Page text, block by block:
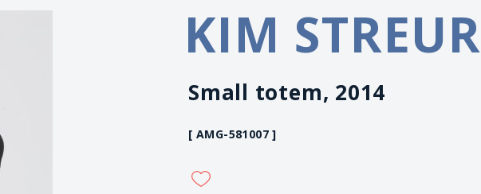
KIM STREUR
Small totem, 2014
[ AMG-581007 ]